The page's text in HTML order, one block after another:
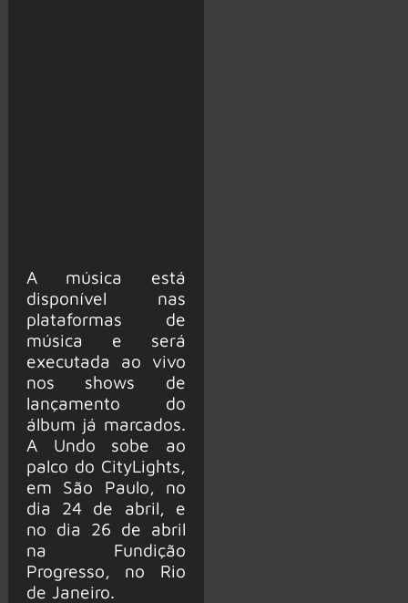
A música está
disponível nas
plataformas de
música e será
executada ao vivo
nos shows de
lançamento do
álbum já marcados.
A Undo sobe ao
palco do CityLights,
em São Paulo, no
dia 24 de abril, e
no dia 26 de abril
na Fundição
Progresso, no Rio
de Janeiro.